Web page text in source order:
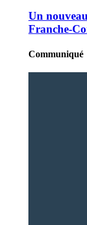
Un
Franche-
Communiqué